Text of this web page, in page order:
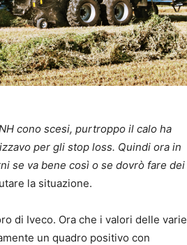
cono scesi, purtroppo il calo ha
per gli stop loss. Quindi ora in
se va bene così o se dovrò fare dei
la situazione.
di Iveco. Ora che i valori delle varie
un quadro positivo con